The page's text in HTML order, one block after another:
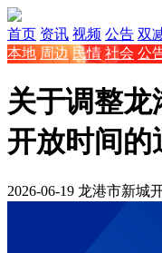
首页 资讯 视频 公告 双
本地 周边 民情 社会 公
关于调整
开放时间的
2026-06-19 龙港市新城